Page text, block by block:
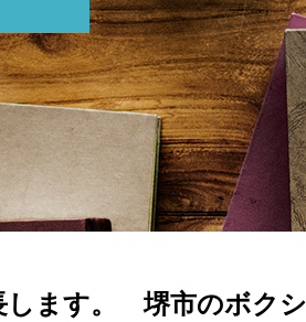
します。 堺市のボ